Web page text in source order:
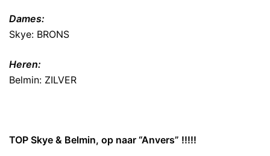
Dames:
Skye: BRONS
Heren:
Belmin: ZILVER
TOP Skye & Belmin, op naar “Anvers” !!!!!